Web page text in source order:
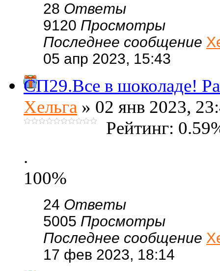
28 Ответы
9120 Просмотры
Последнее сообщение
05 апр 2023, 15:43
СП29.Все в шоколаде!
Хельга » 02 янв 2023,
Рейтинг:
.
100%
24 Ответы
5005 Просмотры
Последнее сообщение
17 фев 2023, 18:14